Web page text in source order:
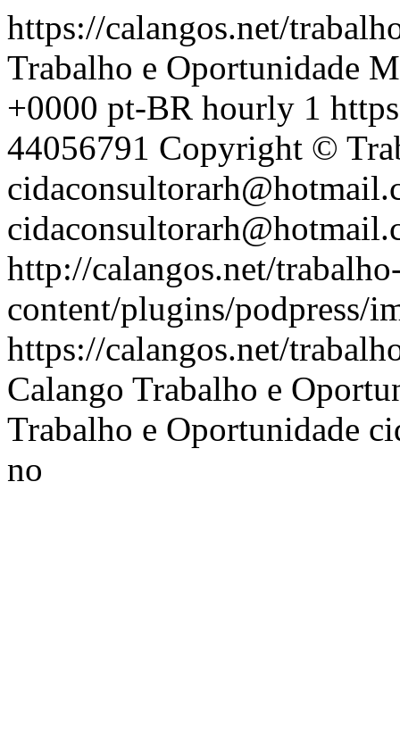
https://calangos.net/
Trabalho e Oportunidade
+0000 pt-BR hourly 1
44056791 Copyright ©
http://calangos.net/
content/plugins/podpress/
https://calangos.net/
Calango Trabalho e
Trabalho e Oportunidade
no